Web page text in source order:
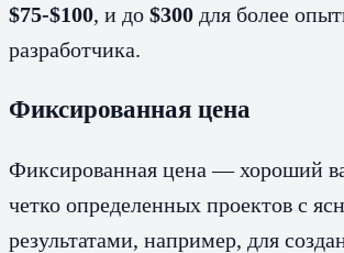
$75-$100, и до $300 для более
разработчика.
Фиксированная цена
Фиксированная цена — хороший
четко определенных проектов с
результатами, например, для